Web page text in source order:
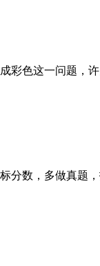
彩色这一问题，
数，多做真题